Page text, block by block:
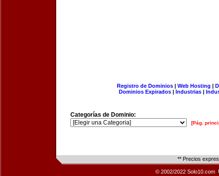
Registro de Dominios| Web Hosting |
Dominios Expirados | Industrias |
Categorías de Dominio:
[Pág.
** Precios
© 2002/2022 Solo10.com